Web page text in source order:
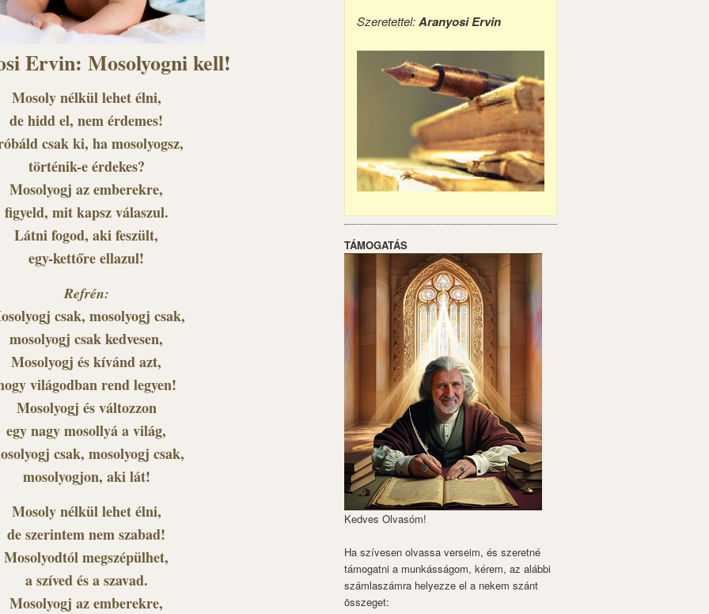
Ervin: Mosolyogni kell!
Mosoly nélkül lehet élni,
de hidd el, nem érdemes!
csak ki, ha mosolyogsz,
történik-e érdekes?
Mosolyogj az emberekre,
figyeld, mit kapsz válaszul.
Látni fogod, aki feszült,
egy-kettőre ellazul!
Refrén:
csak, mosolyogj csak,
mosolyogj csak kedvesen,
Mosolyogj és kívánd azt,
világodban rend legyen!
Mosolyogj és változzon
egy nagy mosollyá a világ,
csak, mosolyogj csak,
mosolyogjon, aki lát!
Mosoly nélkül lehet élni,
de szerintem nem szabad!
Mosolyodtól megszépülhet,
a szíved és a szavad.
Mosolyogj az emberekre,
Szeretettel:Aranyosi Ervin
TÁMOGATÁS
Kedves Olvasóm!
Ha szívesen olvassa verseim, és szeretné
támogatni a munkásságom, kérem, az alábbi
számlaszámra helyezze el a nekem szánt
összeget: